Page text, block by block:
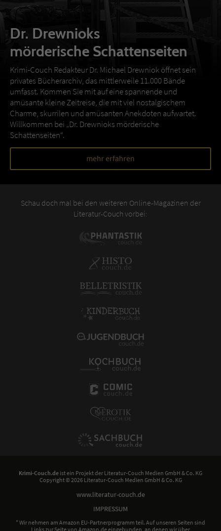
Dr. Drewnioks
mörderische Schattenseiten
Krimi-Couch Redakteur Dr. Michael Drewniok öffnet sein
privates Bücherarchiv, das mittlerweile 11.000 Bände
umfasst. Kommen Sie mit auf eine spannende und
amüsante kleine Zeitreise, die mit viel nostalgischem
Charme, skurrilen und amüsanten Anekdoten aufwartet.
Willkommen bei „Dr. Drewnioks mörderische
Schattenseiten“.
mehr erfahren
Schau doch mal bei den weiteren Online-Magazinen der
Literatur-Couch vorbei:
Krimi-Couch.de ist ein Projekt der Literatur-Couch Medien GmbH & Co. KG
Copyright © 2026 Literatur-Couch Medien GmbH & Co. KG
www.literatur-couch.de
IMPRESSUM
* Wir nehmen am Amazon EU-Partnerprogramm teil. Auf unseren Seiten sind
Links zur Seite von Amazon.de eingebunden, an denen wir über